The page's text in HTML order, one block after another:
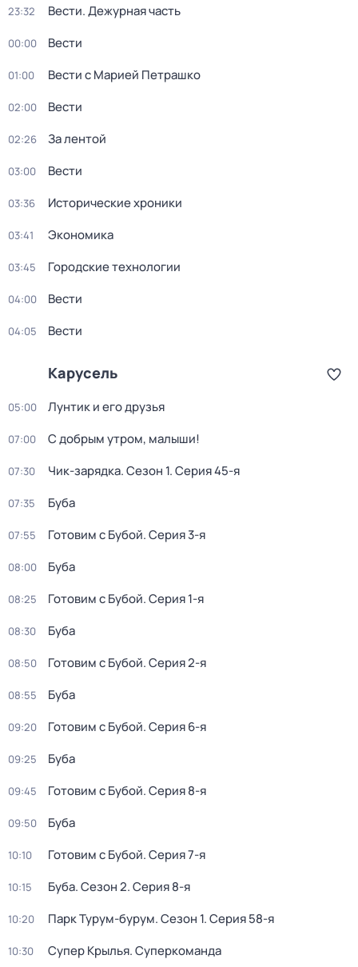
23:32 Вести. Дежурная часть
00:00 Вести
01:00 Вести с Марией Петрашко
02:00 Вести
02:26 За лентой
03:00 Вести
03:36 Исторические хроники
03:41 Экономика
03:45 Городские технологии
04:00 Вести
04:05 Вести
Карусель
05:00 Лунтик и его друзья
07:00 С добрым утром, малыши!
07:30 Чик-зарядка. Сезон 1. Серия 45-я
07:35 Буба
07:55 Готовим с Бубой. Серия 3-я
08:00 Буба
08:25 Готовим с Бубой. Серия 1-я
08:30 Буба
08:50 Готовим с Бубой. Серия 2-я
08:55 Буба
09:20 Готовим с Бубой. Серия 6-я
09:25 Буба
09:45 Готовим с Бубой. Серия 8-я
09:50 Буба
10:10 Готовим с Бубой. Серия 7-я
10:15 Буба. Сезон 2. Серия 8-я
10:20 Парк Турум-бурум. Сезон 1. Серия 58-я
10:30 Супер Крылья. Суперкоманда